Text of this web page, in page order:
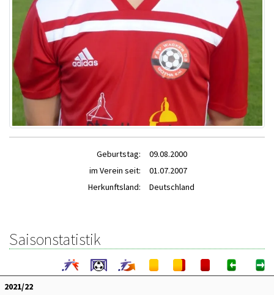
Geburtstag:
09.08.2000
im Verein seit:
01.07.2007
Herkunftsland:
Deutschland
Saisonstatistik
2021/22